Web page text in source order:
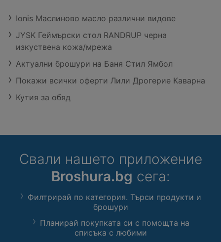
Ionis Маслиново масло различни видове
JYSK Геймърски стол RANDRUP черна
изкуствена кожа/мрежа
Актуални брошури на Баня Стил Ямбол
Покажи всички оферти Лили Дрогерие Каварна
Кутия за обяд
Свали нашето приложение
Broshura.bg сега:
Филтрирай по категория. Търси продукти и
брошури
Планирай покупката си с помощта на
списъка с любими